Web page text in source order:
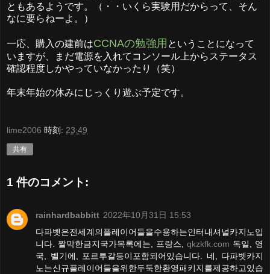
ともあるようです。（・・いくら実験用だからって、そん
なに要らねーよ。）
一応、購入の建前はCCNAの勉強用 ということになって
いますが、まだ電源を入れてコンソール上からステータス
確認程度しかやっていなかったり（笑）
年末年始の休みにじっくり遊ぶ予定です。
lime2006 時刻: 23:49
共有
1 件のコメント:
rainhardbabbitt 2022年10月31日 15:53
다파벳은전세계의플레이어들을수용하는인터내셔널카지노입
니다. 짤막한금지국가목록에는, 프랑스, qkzkfk.com 독일, 영
국, 벨기에, 포르투갈등이포함되어있습니다. 네, 다파벳카지
노는신규플레이어들을위한두둑한환영패키지를제공하고있습